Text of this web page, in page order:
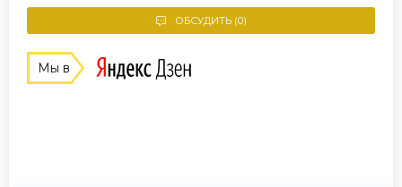
ОБСУДИТЬ (0)
Мы в